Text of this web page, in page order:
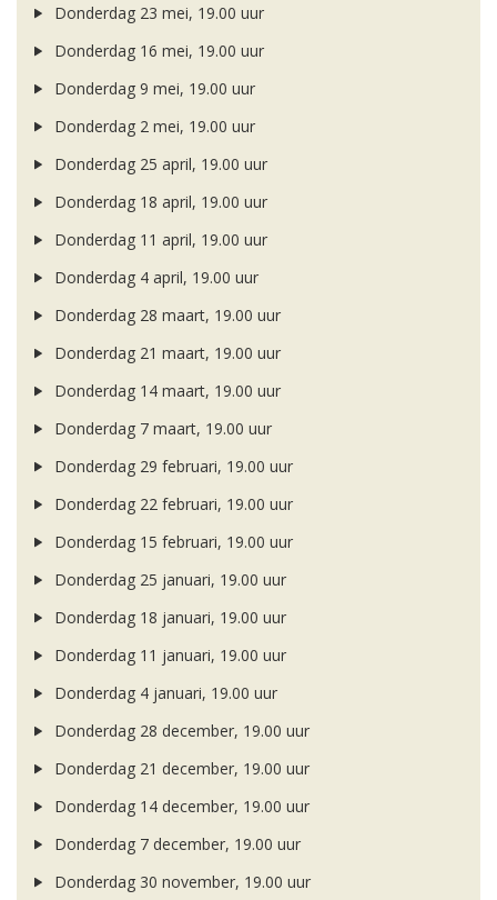
Donderdag 23 mei, 19.00 uur
Donderdag 16 mei, 19.00 uur
Donderdag 9 mei, 19.00 uur
Donderdag 2 mei, 19.00 uur
Donderdag 25 april, 19.00 uur
Donderdag 18 april, 19.00 uur
Donderdag 11 april, 19.00 uur
Donderdag 4 april, 19.00 uur
Donderdag 28 maart, 19.00 uur
Donderdag 21 maart, 19.00 uur
Donderdag 14 maart, 19.00 uur
Donderdag 7 maart, 19.00 uur
Donderdag 29 februari, 19.00 uur
Donderdag 22 februari, 19.00 uur
Donderdag 15 februari, 19.00 uur
Donderdag 25 januari, 19.00 uur
Donderdag 18 januari, 19.00 uur
Donderdag 11 januari, 19.00 uur
Donderdag 4 januari, 19.00 uur
Donderdag 28 december, 19.00 uur
Donderdag 21 december, 19.00 uur
Donderdag 14 december, 19.00 uur
Donderdag 7 december, 19.00 uur
Donderdag 30 november, 19.00 uur